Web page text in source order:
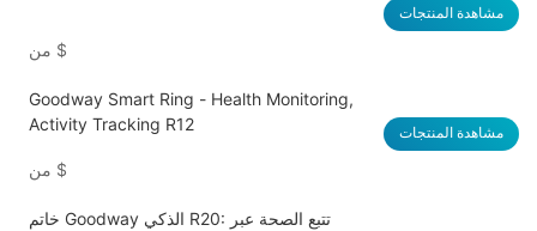
$
مشاهدة المنتجات
Goodway Smart Ring - Health Monitoring,
Activity Tracking R12
$
مشاهدة المنتجات
خاتم Goodway الذكي R20: تتبع الصحة عبر